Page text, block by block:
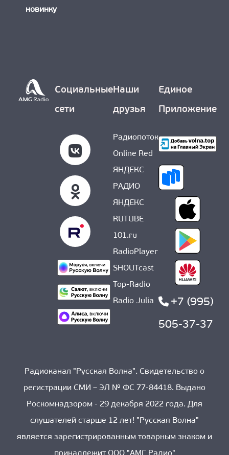
новинку
Социальные
сети
Наши
друзья
Радиопоток
Online Red
ЯНДЕКС
РАДИО
ЯНДЕКС
RUTUBE
101.ru
RadioPlayer
SHOUTcast
Top-Radio
Radio Julia
Единое
Приложение
+7 (995)
505-37-37
Радиоканал "Русская Волна". Свидетельство о
регистрации СМИ – ЭЛ № ФС 77-84418. Выдано
Роскомнадзором - 29 декабря 2022 года. Для
слушателей старше 12 лет! "Русская Волна"
является зарегистрированным товарным знаком и